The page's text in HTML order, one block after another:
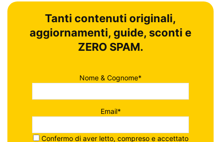
Tanti contenuti originali,
aggiornamenti, guide, sconti e
ZERO SPAM.
Nome & Cognome*
Email*
Confermo di aver letto, compreso e accettato